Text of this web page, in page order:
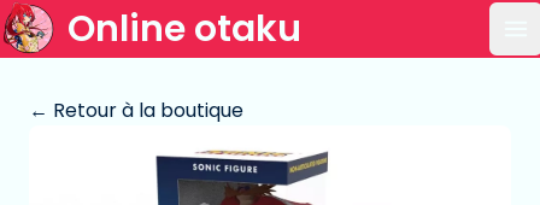
Online otaku
← Retour à la boutique